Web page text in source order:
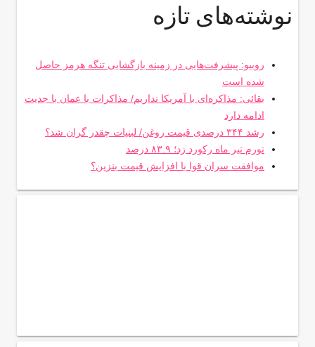
نوشته‌های تازه
روبیو: پیشرفت‌هایی در زمینه بازگشایی تنگه هرمز حاصل
شده است
بقائی: مذاکره‌ای با آمریکا نداریم/ مذاکرات با عمان با جدیت
ادامه دارد
رشد ۳۴۴ درصدی قیمت روغن/ لبنیات چقدر گران شد؟
تورم تیر ماه رکورد زد؛ ۸۳.۹ درصد
موافقت سران قوا با افزایش قیمت بنزین؟